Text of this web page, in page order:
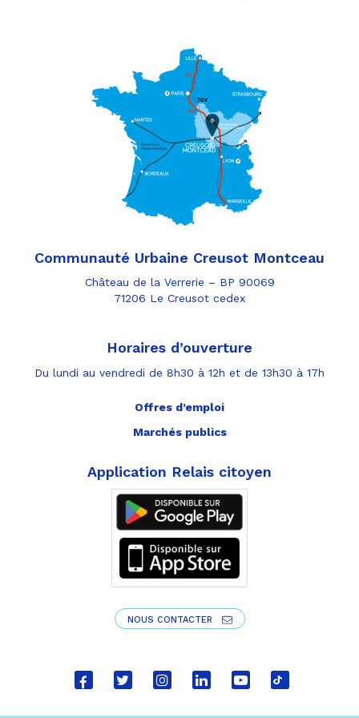
Communauté Urbaine Creusot Montceau
Château de la Verrerie – BP 90069
71206 Le Creusot cedex
Horaires d’ouverture
Du lundi au vendredi de 8h30 à 12h et de 13h30 à 17h
Lien
Lien
Lien
Lien
Lien
Lien
Offres d’emploi
Marchés publics
Application Relais citoyen
NOUS CONTACTER